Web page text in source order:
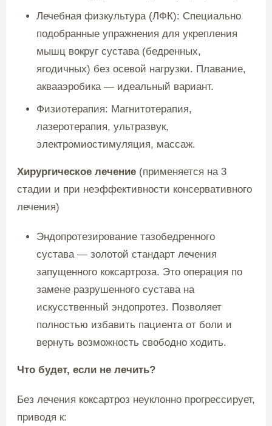
Лечебная физкультура (ЛФК): Специально
подобранные упражнения для укрепления
мышц вокруг сустава (бедренных,
ягодичных) без осевой нагрузки. Плавание,
аквааэробика — идеальный вариант.
Физиотерапия: Магнитотерапия,
лазеротерапия, ультразвук,
электромиостимуляция, массаж.
Хирургическое лечение (применяется на 3
стадии и при неэффективности консервативного
лечения)
Эндопротезирование тазобедренного
сустава — золотой стандарт лечения
запущенного коксартроза. Это операция по
замене разрушенного сустава на
искусственный эндопротез. Позволяет
полностью избавить пациента от боли и
вернуть возможность свободно ходить.
Что будет, если не лечить?
Без лечения коксартроз неуклонно прогрессирует,
приводя к: